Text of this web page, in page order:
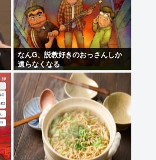
なんG、説教好きのおっさんしか
遺らなくなる